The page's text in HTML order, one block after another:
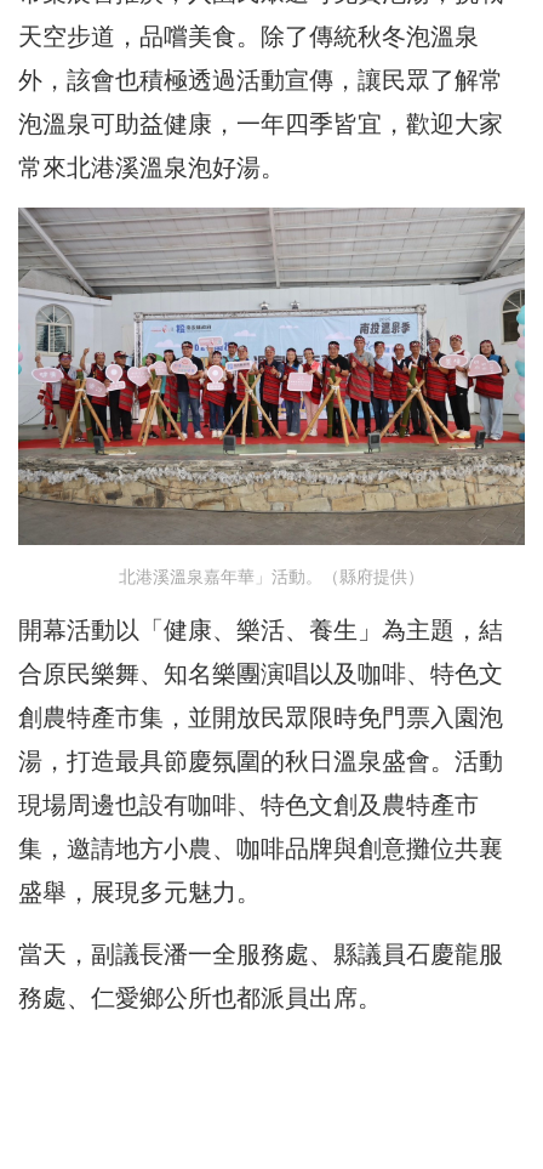
天空步道，品嚐美食。除了傳統秋冬泡溫泉
外，該會也積極透過活動宣傳，讓民眾了解常
泡溫泉可助益健康，一年四季皆宜，歡迎大家
常來北港溪溫泉泡好湯。
北港溪溫泉嘉年華」活動。（縣府提供）
開幕活動以「健康、樂活、養生」為主題，結
合原民樂舞、知名樂團演唱以及咖啡、特色文
創農特產市集，並開放民眾限時免門票入園泡
湯，打造最具節慶氛圍的秋日溫泉盛會。活動
現場周邊也設有咖啡、特色文創及農特產市
集，邀請地方小農、咖啡品牌與創意攤位共襄
盛舉，展現多元魅力。
當天，副議長潘一全服務處、縣議員石慶龍服
務處、仁愛鄉公所也都派員出席。